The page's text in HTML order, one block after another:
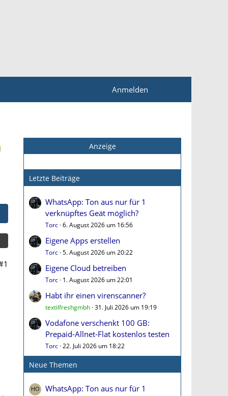
Anmelden
Anzeige
Letzte Beiträge
WhatsApp: Ton aus nur für 1
verknüpftes Geät möglich?
Torc 6. August 2026 um 16:56
Eigene Apps erstellen
Torc 5. August 2026 um 20:22
Eigene Cloud betreiben
Torc 1. August 2026 um 22:01
Habt ihr einen virenscanner?
textilfreshgmbh 31. Juli 2026 um 19:19
Vodafone verschenkt 100 GB:
Prepaid-Allnet-Flat kostenlos testen
Torc 22. Juli 2026 um 18:22
Neue Themen
WhatsApp: Ton aus nur für 1